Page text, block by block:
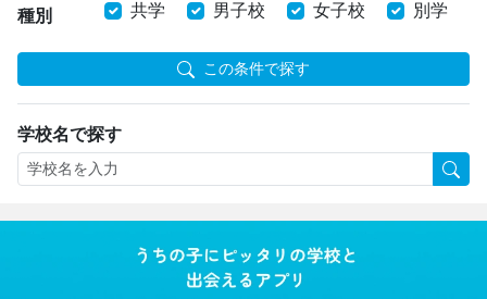
種別 共学 男子校 女子校 別学
この条件で探す
学校名で探す